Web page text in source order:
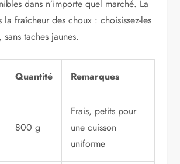
dans n’importe quel marché. La
la fraîcheur des choux : choisissez-les
taches jaunes.
Quantité Remarques
800 g
Frais, petits pour
une cuisson
uniforme